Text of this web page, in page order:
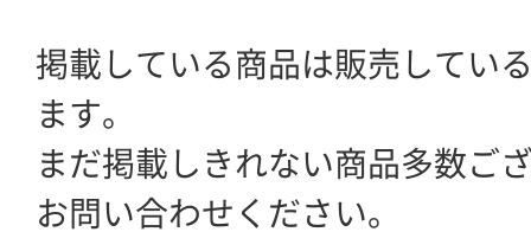
掲載している商品は販売してい
ます。
まだ掲載しきれない商品多数ご
お問い合わせください。